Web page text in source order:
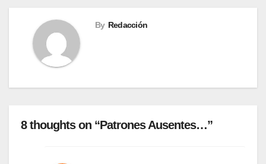
By Redacción
8 thoughts on “Patrones Ausentes…”